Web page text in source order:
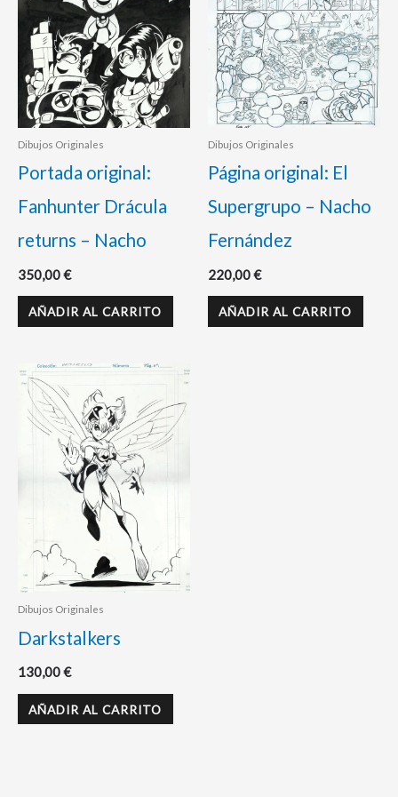
Dibujos Originales
Portada original:
Fanhunter Drácula
returns – Nacho
350,00€
AÑADIR AL CARRITO
Dibujos Originales
Página original: El
Supergrupo – Nacho
Fernández
220,00€
AÑADIR AL CARRITO
Dibujos Originales
Darkstalkers
130,00€
AÑADIR AL CARRITO